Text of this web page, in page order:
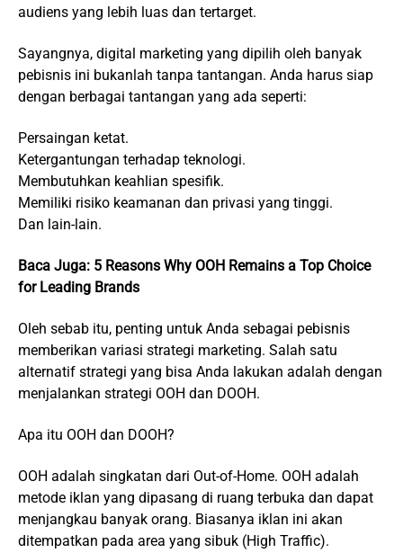
audiens yang lebih luas dan tertarget.
Sayangnya, digital marketing yang dipilih oleh banyak
pebisnis ini bukanlah tanpa tantangan. Anda harus siap
dengan berbagai tantangan yang ada seperti:
Persaingan ketat.
Ketergantungan terhadap teknologi.
Membutuhkan keahlian spesifik.
Memiliki risiko keamanan dan privasi yang tinggi.
Dan lain-lain.
Baca Juga: 5 Reasons Why OOH Remains a Top Choice
for Leading Brands
Oleh sebab itu, penting untuk Anda sebagai pebisnis
memberikan variasi strategi marketing. Salah satu
alternatif strategi yang bisa Anda lakukan adalah dengan
menjalankan strategi OOH dan DOOH.
Apa itu OOH dan DOOH?
OOH adalah singkatan dari Out-of-Home. OOH adalah
metode iklan yang dipasang di ruang terbuka dan dapat
menjangkau banyak orang. Biasanya iklan ini akan
ditempatkan pada area yang sibuk (High Traffic).